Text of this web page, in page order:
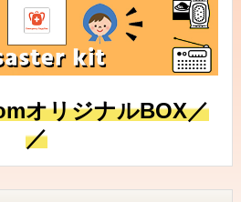
オリジナルBOX／
／